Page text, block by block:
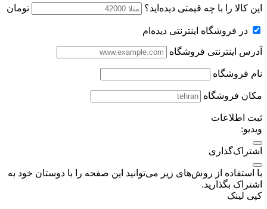
این کالا را با چه قیمتی دیده‌اید؟ تومان
در فروشگاه اینترنتی دیده‌ام
آدرس اینترنتی فروشگاه
نام فروشگاه
مکان فروشگاه
ثبت اطلاعات
ویدیو:
اشتراک‌گذاری
با استفاده از روش‌های زیر می‌توانید این صفحه را با دوستان خود به
اشتراک بگذارید.
کپی لینک